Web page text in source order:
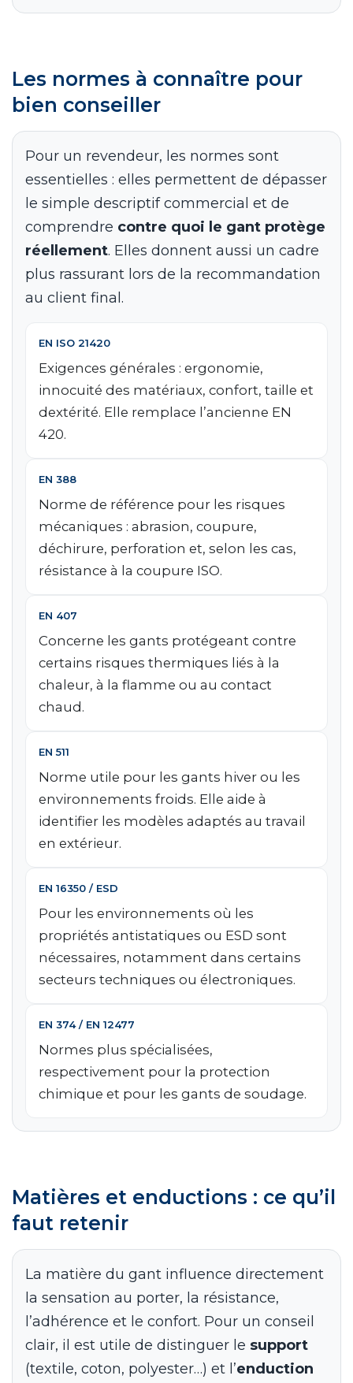
Les normes à connaître pour
bien conseiller
Pour un revendeur, les normes sont
essentielles : elles permettent de dépasser
le simple descriptif commercial et de
comprendre contre quoi le gant protège
réellement. Elles donnent aussi un cadre
plus rassurant lors de la recommandation
au client final.
EN ISO 21420
Exigences générales : ergonomie,
innocuité des matériaux, confort, taille et
dextérité. Elle remplace l’ancienne EN
420.
EN 388
Norme de référence pour les risques
mécaniques : abrasion, coupure,
déchirure, perforation et, selon les cas,
résistance à la coupure ISO.
EN 407
Concerne les gants protégeant contre
certains risques thermiques liés à la
chaleur, à la flamme ou au contact
chaud.
EN 511
Norme utile pour les gants hiver ou les
environnements froids. Elle aide à
identifier les modèles adaptés au travail
en extérieur.
EN 16350 / ESD
Pour les environnements où les
propriétés antistatiques ou ESD sont
nécessaires, notamment dans certains
secteurs techniques ou électroniques.
EN 374 / EN 12477
Normes plus spécialisées,
respectivement pour la protection
chimique et pour les gants de soudage.
Matières et enductions : ce qu’il
faut retenir
La matière du gant influence directement
la sensation au porter, la résistance,
l’adhérence et le confort. Pour un conseil
clair, il est utile de distinguer le support
(textile, coton, polyester…) et l’enduction